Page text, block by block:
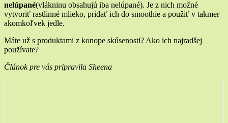
nelúpané(vlákninu obsahujú iba nelúpané). Je z nich možné
vytvoriť rastlinné mlieko, pridať ich do smoothie a použiť v takmer
akomkoľvek jedle.
Máte už s produktami z konope skúsenosti? Ako ich najradšej
používate?
Článok pre vás pripravila Sheena